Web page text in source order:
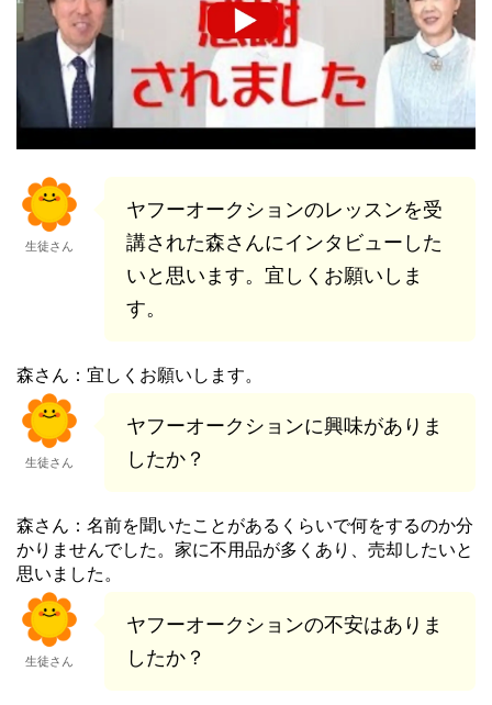
生徒さん
ヤフーオークションのレッスンを受
講された森さんにインタビューした
いと思います。宜しくお願いしま
す。
森さん：宜しくお願いします。
生徒さん
ヤフーオークションに興味がありま
したか？
森さん：名前を聞いたことがあるくらいで何をするのか分
かりませんでした。家に不用品が多くあり、売却したいと
思いました。
生徒さん
ヤフーオークションの不安はありま
したか？